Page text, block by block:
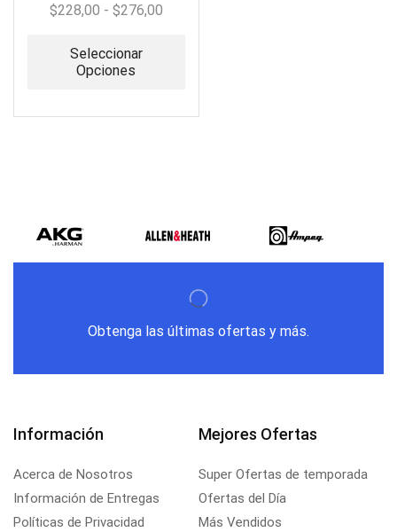
$228,00 - $276,00
Seleccionar
Opciones
Obtenga las últimas ofertas y más.
Información
Acerca de Nosotros
Información de Entregas
Políticas de Privacidad
Mejores Ofertas
Super Ofertas de temporada
Ofertas del Día
Más Vendidos